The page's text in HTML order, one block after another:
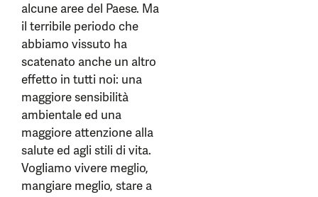
alcune aree del Paese. Ma
il terribile periodo che
abbiamo vissuto ha
scatenato anche un altro
effetto in tutti noi: una
maggiore sensibilità
ambientale ed una
maggiore attenzione alla
salute ed agli stili di vita.
Vogliamo vivere meglio,
mangiare meglio, stare a